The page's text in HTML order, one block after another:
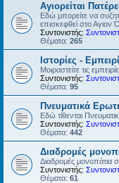
Αγιορείται
Εδώ μπορείτε να
επισκεφθεί στο Αγιον
Συντονιστής:
Θέματα: 265
Ιστορίες -
Μοιραστείτε τις
Συντονιστής:
Θέματα: 95
Πνευματικά
Εδώ τίθενται
Συντονιστής:
Θέματα: 442
Διαδρομές
Διαδρομές μονοπάτια
Συντονιστής:
Θέματα: 61